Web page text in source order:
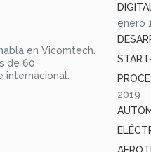
en Vicomtech.
de 60
internacional.
enero
2019